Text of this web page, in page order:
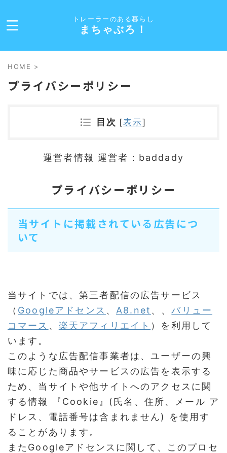
トレーラーのある暮らし
まちゃぶろ！
HOME >
プライバシーポリシー
目次 [表示]
運営者情報 運営者：baddady
プライバシーポリシー
当サイトに掲載されている広告につ
いて
当サイトでは、第三者配信の広告サービス
（ Googleアドセンス 、 A8.net 、、バリュー
コマース 、 楽天アフィリエイト ）を利用して
います。
このような広告配信事業者は、ユーザーの興
味に応じた商品やサービスの広告を表示する
ため、当サイトや他サイトへのアクセスに関
する情報 『Cookie』(氏名、住所、メール ア
ドレス、電話番号は含まれません) を使用す
ることがあります。
またGoogleアドセンスに関して、このプロセ